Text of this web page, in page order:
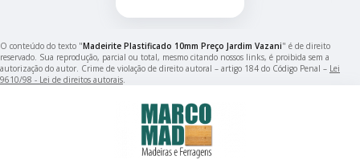
O conteúdo do texto "Madeirite Plastificado 10mm Preço Jardim Vazani" é de direito
reservado. Sua reprodução, parcial ou total, mesmo citando nossos links, é proibida sem a
autorização do autor. Crime de violação de direito autoral – artigo 184 do Código Penal – Lei
9610/98 - Lei de direitos autorais.